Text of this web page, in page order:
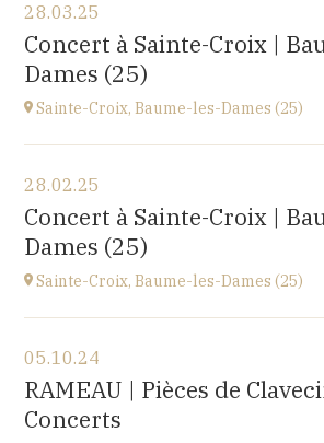
Cuse-et-Adrisans
(25680)
à18H30
28.03.25
Concert à Sainte-Croix |
Dames (25)
Sainte-Croix, Baume-les-Dames (25)
EHPAD du Centre hospitalier Sainte-
1 avenue du Président Kennedy, 25110
DAMES
28.02.25
Concert à Sainte-Croix |
Dames (25)
Sainte-Croix, Baume-les-Dames (25)
EHPAD du Centre hospitalier Sainte-
1 avenue du Président Kennedy, 25110
DAMES
05.10.24
RAMEAU | Pièces de
Concerts